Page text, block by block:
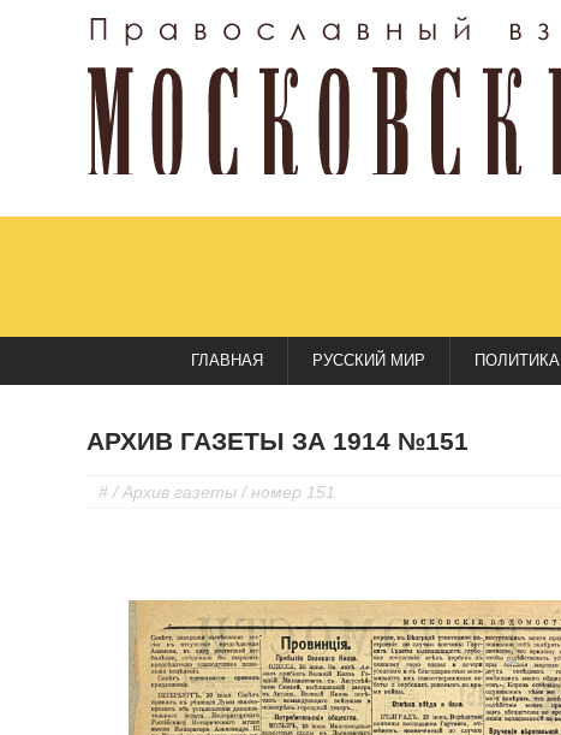
ГЛАВНАЯ РУССКИЙ МИР ПОЛИТИКА
АРХИВ ГАЗЕТЫ ЗА 1914 №151
# /Архив газеты / номер 151